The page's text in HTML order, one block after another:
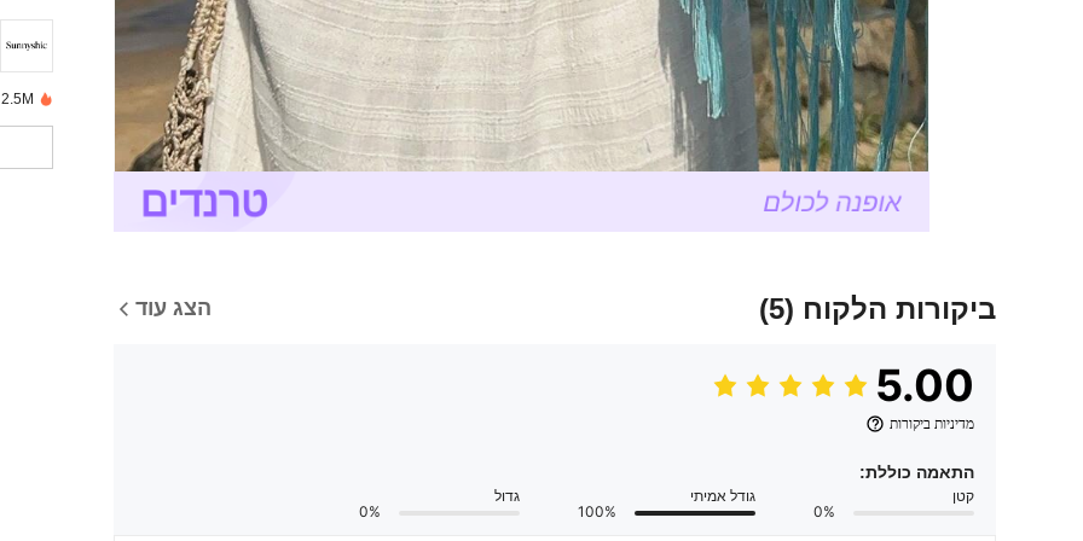
ביקורות הלקוח (5) הצג עוד
5.00
מדיניות ביקורות
התאמה כוללת:
קטן
0%
גודל אמיתי
100%
גדול
0%
2.5M נמכרו לאחרונה